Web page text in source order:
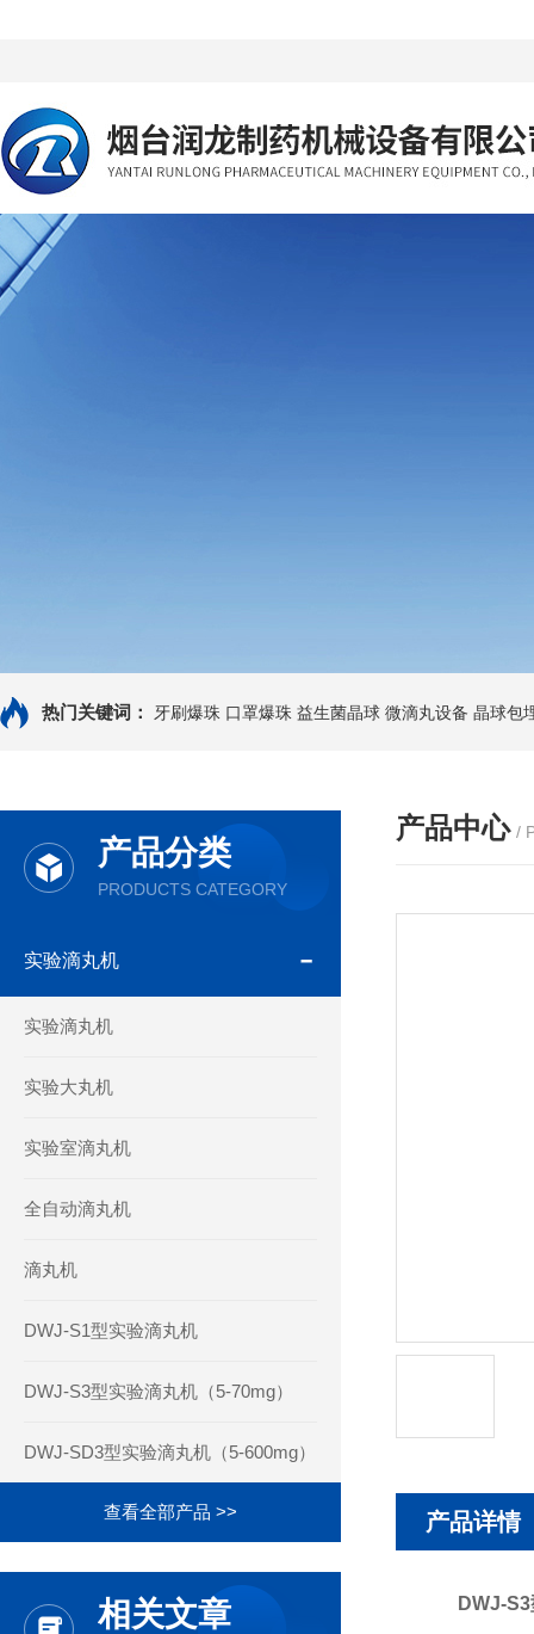
热门关键词： 牙刷爆珠 口罩爆珠 益生菌晶球 微滴丸设备 晶球包
产品分类
PRODUCTS CATEGORY
实验滴丸机
实验滴丸机
实验大丸机
实验室滴丸机
全自动滴丸机
滴丸机
DWJ-S1型实验滴丸机
DWJ-S3型实验滴丸机（5-70mg）
DWJ-SD3型实验滴丸机（5-600mg）
查看全部产品 >>
相关文章
产品中心 /
产品详情
DWJ-